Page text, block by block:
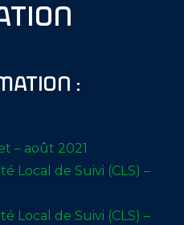
:
– août 2021
Local de Suivi (CLS) –
Local de Suivi (CLS) –